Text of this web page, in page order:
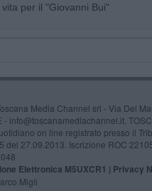
vita per il "Giovanni Bui"
Media Channel srl - Via Dei
- info@toscanamediachannel.it.
on line registrato presso il
del 27.09.2013. Iscrizione ROC
Elettronica M5UXCR1 | Privacy
Migli